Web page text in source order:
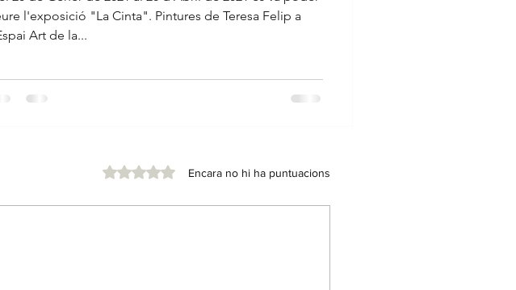
l'exposició "La Cinta". Pintures de Teresa Felip a
Art de la...
Puntuat amb 0 de 5 estrelles.Encara no hi ha puntuacions